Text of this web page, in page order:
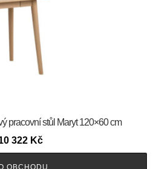
pracovní stůl Maryt 120×60 cm
322 Kč
OBCHODU